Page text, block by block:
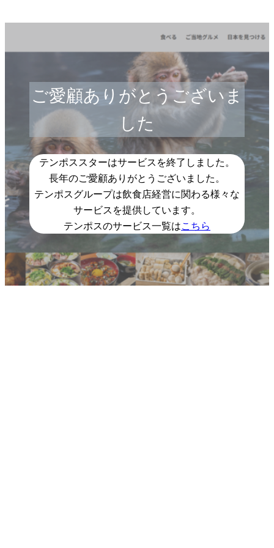
ご愛顧ありがとうございま
した
テンポススターはサービスを終了しました。
長年のご愛顧ありがとうございました。
テンポスグループは飲食店経営に関わる様々な
サービスを提供しています。
テンポスのサービス一覧はこちら